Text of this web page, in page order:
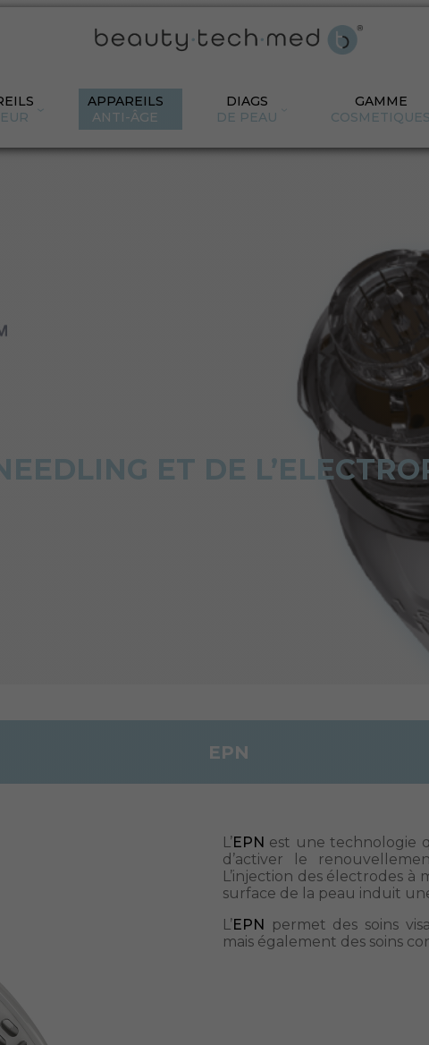
APPAREILS
ANTI-ÂGE
DIAGS
DE PEAU
GAMME
COSMETIQUES
ET DE
EPN
L’EPN est une technologie
d’activer le
L’injection des électrodes
surface de la peau induit
L’EPN
permet des soins
mais également des soins